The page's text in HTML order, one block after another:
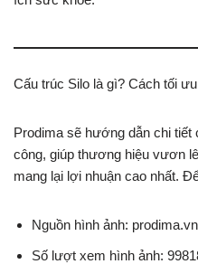
Cấu trúc Silo là gì? Cách tối
Prodima sẽ hướng dẫn chi tiết
công, giúp thương hiệu vươn
mang lại lợi nhuận cao nhất.
Nguồn hình ảnh: prodima.vn
Số lượt xem hình ảnh: